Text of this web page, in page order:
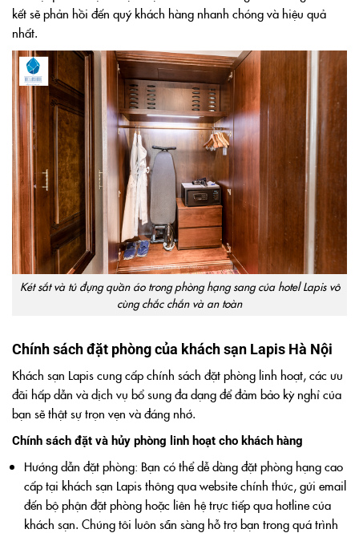
kết sẽ phản hồi đến quý khách hàng nhanh chóng và hiệu quả
nhất.
Két sắt và tủ đựng quần áo trong phòng hạng sang của hotel Lapis vô
cùng chắc chắn và an toàn
Chính sách đặt phòng của khách sạn Lapis Hà Nội
Khách sạn Lapis cung cấp chính sách đặt phòng linh hoạt, các ưu
đãi hấp dẫn và dịch vụ bổ sung đa dạng để đảm bảo kỳ nghỉ của
bạn sẽ thật sự trọn vẹn và đáng nhớ.
Chính sách đặt và hủy phòng linh hoạt cho khách hàng
Hướng dẫn đặt phòng: Bạn có thể dễ dàng đặt phòng hạng cao
cấp tại khách sạn Lapis thông qua website chính thức, gửi email
đến bộ phận đặt phòng hoặc liên hệ trực tiếp qua hotline của
khách sạn. Chúng tôi luôn sẵn sàng hỗ trợ bạn trong quá trình